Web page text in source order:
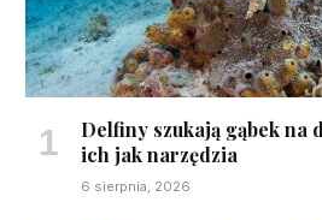
Delfiny szukają gąbek na
ich jak narzędzia
6 sierpnia, 2026